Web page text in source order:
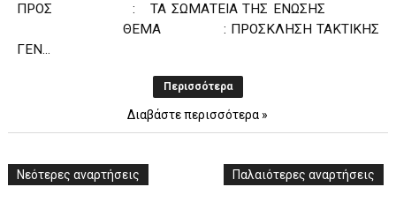
Play off B εφήβων Β φάση Στο f4 ΑΕ Ρέντη, Πέρα , Ερμής
ΠΡΟΣ : TA ΣΩΜΑΤΕΙΑ ΤΗΣ ΕΝΩΣΗΣ
ΘΕΜΑ : ΠΡΟΣΚΛΗΣΗ ΤΑΚΤΙΚΗΣ
ΓΕΝ...
Περισσότερα
Διαβάστε περισσότερα »
Νεότερες αναρτήσεις Παλαιότερες αναρτήσεις